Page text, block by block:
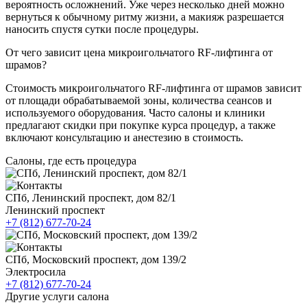
вероятность осложнений. Уже через несколько дней можно
вернуться к обычному ритму жизни, а макияж разрешается
наносить спустя сутки после процедуры.
От чего зависит цена микроигольчатого RF-лифтинга от
шрамов?
Стоимость микроигольчатого RF-лифтинга от шрамов зависит
от площади обрабатываемой зоны, количества сеансов и
используемого оборудования. Часто салоны и клиники
предлагают скидки при покупке курса процедур, а также
включают консультацию и анестезию в стоимость.
Салоны, где есть процедура
СПб, Ленинский проспект, дом 82/1
Ленинский проспект
+7 (812) 677-70-24
СПб, Московский проспект, дом 139/2
Электросила
+7 (812) 677-70-24
Другие услуги салона